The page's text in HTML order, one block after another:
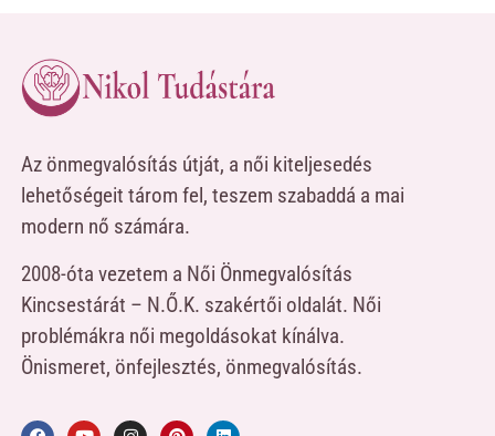
Az önmegvalósítás útját, a női kiteljesedés
lehetőségeit tárom fel, teszem szabaddá a mai
modern nő számára.
2008-óta vezetem a Női Önmegvalósítás
Kincsestárát – N.Ő.K. szakértői oldalát. Női
problémákra női megoldásokat kínálva.
Önismeret, önfejlesztés, önmegvalósítás.